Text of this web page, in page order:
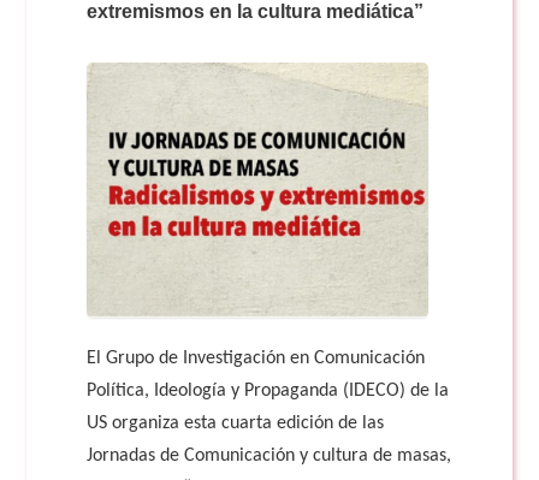
extremismos en la cultura mediática”
El Grupo de Investigación en Comunicación
Política, Ideología y Propaganda (IDECO) de la
US organiza esta cuarta edición de las
Jornadas de Comunicación y cultura de masas,